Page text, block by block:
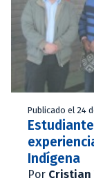
Publicado el 24
Indígena
Por Cristian